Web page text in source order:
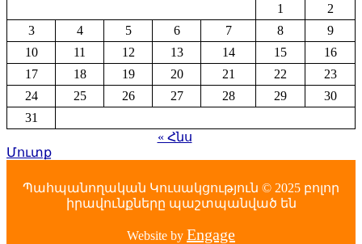
1
2
3
4 5 6 7 8
9
10
11 12 13 14 15
16
17
18 19 20 21 22
23
24
25 26 27 28 29
30
31
« Հնս
Մուտք
Պահպանողական Կուսակցություն © 2025 բոլոր
իրավունքները պաշտպանված են
Website by Engage